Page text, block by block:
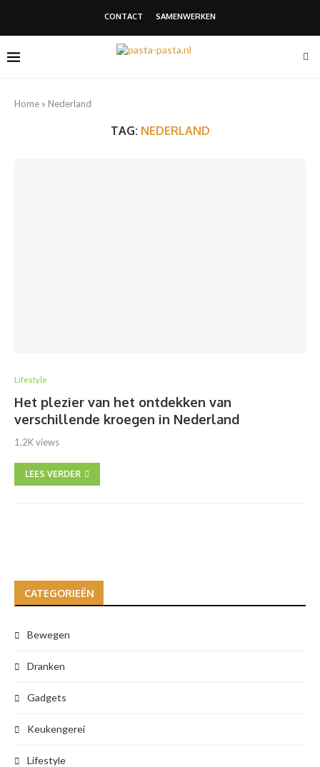
CONTACT SAMENWERKEN
Home » Nederland
TAG: NEDERLAND
Lifestyle
Het plezier van het ontdekken van
verschillende kroegen in Nederland
1,2K views
LEES VERDER
CATEGORIEËN
Bewegen
Dranken
Gadgets
Keukengerei
Lifestyle